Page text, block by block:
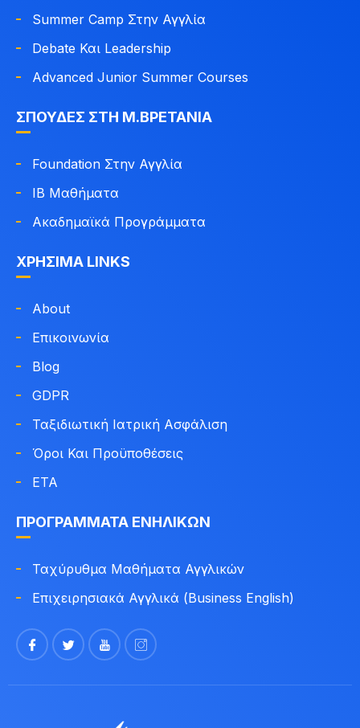
Summer Camp Στην Αγγλία
Debate Και Leadership
Advanced Junior Summer Courses
ΣΠΟΥΔΈΣ ΣΤΗ Μ.ΒΡΕΤΑΝΊΑ
Foundation Στην Αγγλία
IB Μαθήματα
Ακαδημαϊκά Προγράμματα
ΧΡΉΣΙΜΑ LINKS
About
Επικοινωνία
Blog
GDPR
Ταξιδιωτική Ιατρική Ασφάλιση
Όροι Και Προϋποθέσεις
ETA
ΠΡΟΓΡΆΜΜΑΤΑ ΕΝΗΛΊΚΩΝ
Ταχύρυθμα Μαθήματα Αγγλικών
Επιχειρησιακά Αγγλικά (Business English)